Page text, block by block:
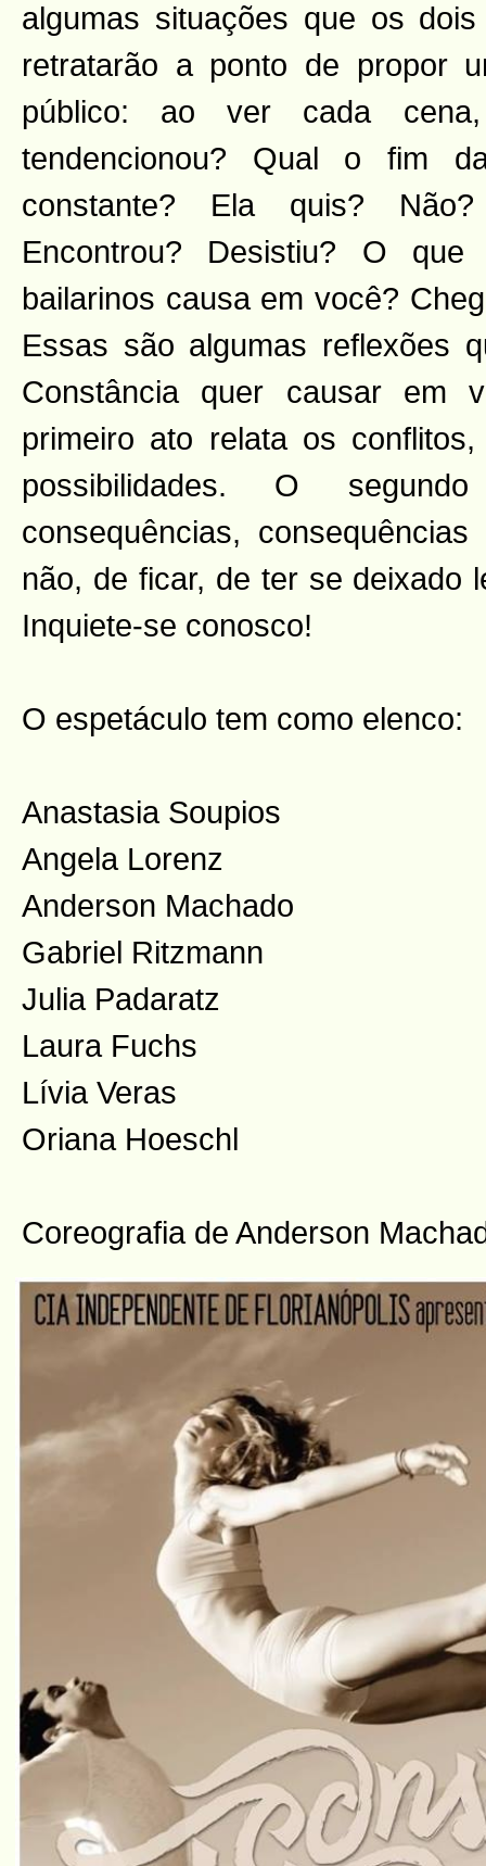
algumas situações que os
retratarão a ponto de propor
público: ao ver cada
tendencionou? Qual o fim
constante? Ela quis?
Encontrou? Desistiu? O
bailarinos causa em você?
Essas são algumas reflexões
Constância quer causar em
primeiro ato relata os
possibilidades. O
consequências,
não, de ficar, de ter se deixado
Inquiete-se conosco!
O espetáculo tem como elenco:
Anastasia Soupios
Angela Lorenz
Anderson Machado
Gabriel Ritzmann
Julia Padaratz
Laura Fuchs
Lívia Veras
Oriana Hoeschl
Coreografia de Anderson